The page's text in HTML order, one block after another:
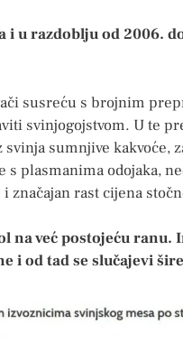
i u razdoblju od 2006.
susreću s brojnim
svinjogojstvom. U te
sumnjive kakvoće,
plasmanima odojaka,
značajan rast cijena
na već postojeću ranu.
i od tad se slučajevi